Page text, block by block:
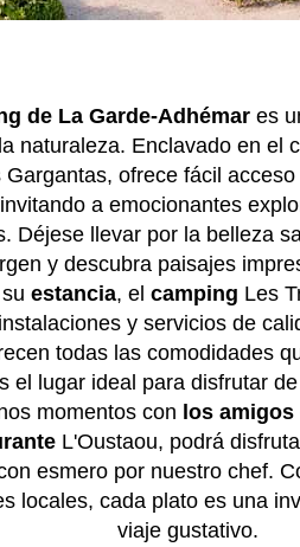
de La Garde-Adhémares
naturaleza. Enclavado en el
Gargantas, ofrece fácil
a emocionantes
Déjese llevar por la belleza
y descubra paisajes
estancia, el camping Les
y servicios de
todas las comodidades
el lugar ideal para disfrutar
momentos con los amigos
L'Oustaou, podrá
esmero por nuestro chef.
locales, cada plato es una
viaje gustativo.